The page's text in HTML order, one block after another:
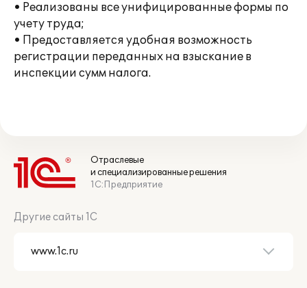
• Реализованы все унифицированные формы по
учету труда;
• Предоставляется удобная возможность
регистрации переданных на взыскание в
инспекции сумм налога.
Отраслевые
и специализированные решения
1С:Предприятие
Другие сайты 1С